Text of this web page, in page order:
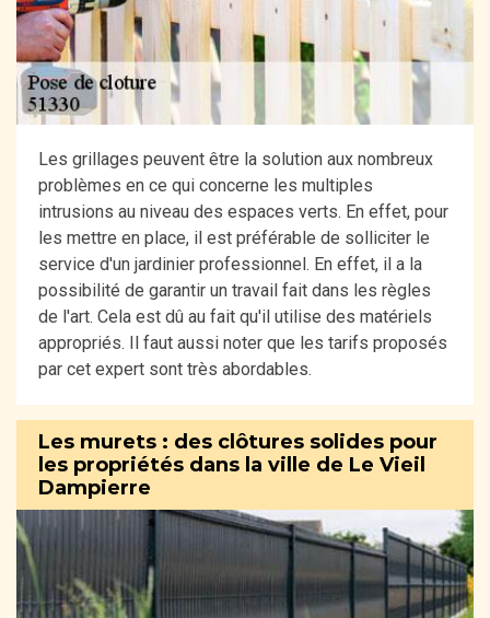
Les grillages peuvent être la solution aux nombreux
problèmes en ce qui concerne les multiples
intrusions au niveau des espaces verts. En effet, pour
les mettre en place, il est préférable de solliciter le
service d'un jardinier professionnel. En effet, il a la
possibilité de garantir un travail fait dans les règles
de l'art. Cela est dû au fait qu'il utilise des matériels
appropriés. Il faut aussi noter que les tarifs proposés
par cet expert sont très abordables.
Les murets : des clôtures solides pour
les propriétés dans la ville de Le Vieil
Dampierre